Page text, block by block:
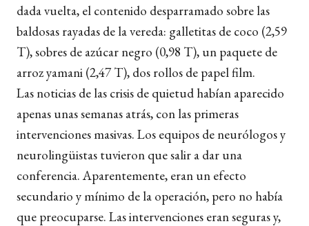
dada vuelta, el contenido desparramado sobre las
baldosas rayadas de la vereda: galletitas de coco (2,59
T), sobres de azúcar negro (0,98 T), un paquete de
arroz yamani (2,47 T), dos rollos de papel film.
Las noticias de las crisis de quietud habían aparecido
apenas unas semanas atrás, con las primeras
intervenciones masivas. Los equipos de neurólogos y
neurolingüistas tuvieron que salir a dar una
conferencia. Aparentemente, eran un efecto
secundario y mínimo de la operación, pero no había
que preocuparse. Las intervenciones eran seguras y,